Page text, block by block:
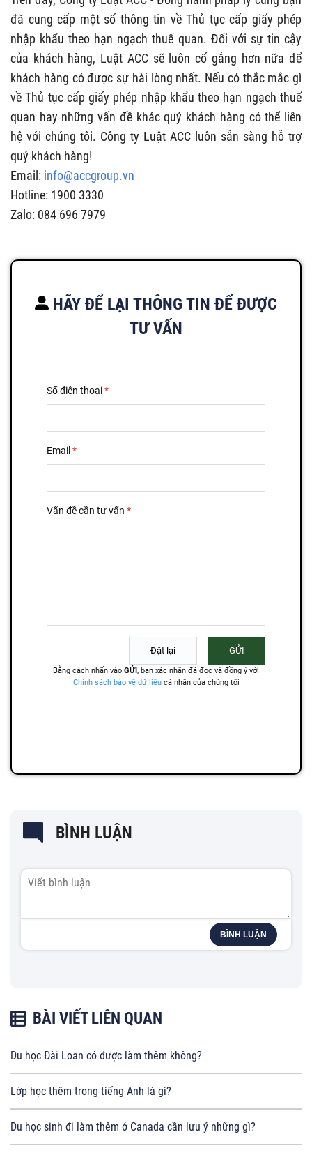
đã cung cấp một số thông tin về Thủ tục cấp giấy phép
nhập khẩu theo hạn ngạch thuế quan. Đối với sự tin cậy
của khách hàng, Luật ACC sẽ luôn cố gắng hơn nữa để
khách hàng có được sự hài lòng nhất. Nếu có thắc mắc gì
về Thủ tục cấp giấy phép nhập khẩu theo hạn ngạch thuế
quan hay những vấn đề khác quý khách hàng có thể liên
hệ với chúng tôi. Công ty Luật ACC luôn sẵn sàng hỗ trợ
quý khách hàng!
Email: info@accgroup.vn
Hotline: 1900 3330
Zalo: 084 696 7979
HÃY ĐỂ LẠI THÔNG TIN ĐỂ ĐƯỢC
TƯ VẤN
BÌNH LUẬN
BÌNH LUẬN
BÀI VIẾT LIÊN QUAN
Du học Đài Loan có được làm thêm không?
Lớp học thêm trong tiếng Anh là gì?
Du học sinh đi làm thêm ở Canada cần lưu ý những gì?